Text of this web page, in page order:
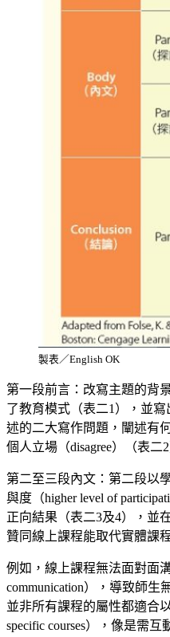
製表／English OK
第一段前言：改寫主題的背
了教育模式（表二1），並
述的二大寫作問題，闡述有
個人立場（disagree）（表二2
第二至三段內文：第二段以
與度（higher level of
正向結果（表二3及4），並
贊同線上課程能取代實體課
例如，線上課程無法面對面
communication），導致師
並非所有課程的屬性都適合
specific courses），像是需